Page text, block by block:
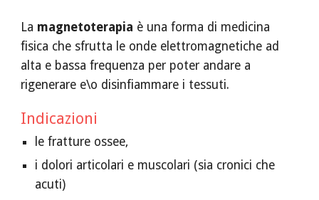
La magnetoterapia è una forma di medicina
fisica che sfrutta le onde elettromagnetiche ad
alta e bassa frequenza per poter andare a
rigenerare e\o disinfiammare i tessuti.
Indicazioni
le fratture ossee,
i dolori articolari e muscolari (sia cronici che
acuti)